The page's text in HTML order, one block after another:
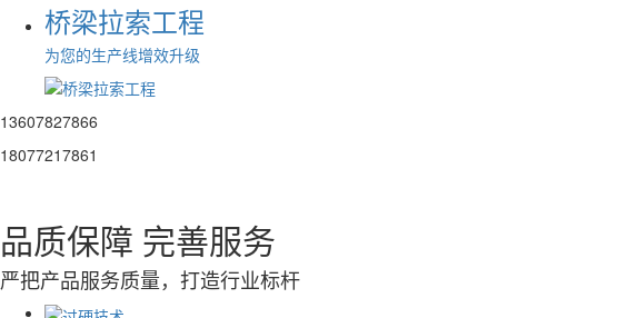
桥梁拉索工程
为您的生产线增效升级
13607827866
18077217861
品质保障 完善服务
严把产品服务质量，打造行业标杆